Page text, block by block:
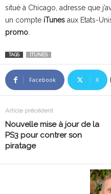
situé à Chicago, adresse que
un compte iTunes aux Etats-
promo
TAGS ITUNES
Facebook X
Article précédent
Nouvelle mise à jour de la
PS3 pour contrer son
piratage